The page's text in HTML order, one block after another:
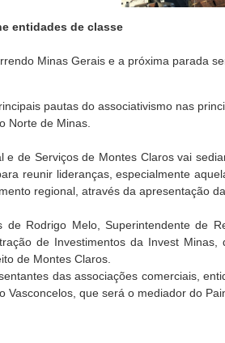
entidades de classe
Minas Gerais e a próxima parada
pautas do associativismo nas
Norte de Minas.
e de Serviços de Montes Claros vai
reunir lideranças, especialmente
regional, através da apresentação
de Rodrigo Melo, Superintendente de
de Investimentos da Invest
de Montes Claros.
das associações comerciais,
Vasconcelos, que será o mediador do